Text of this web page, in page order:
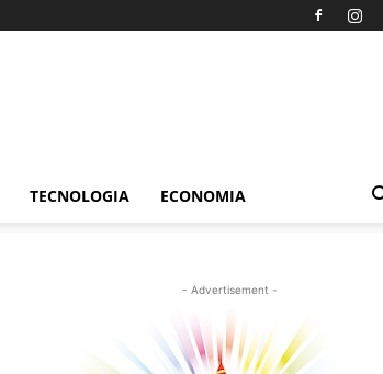
TECNOLOGIA ECONOMIA
- Advertisement -